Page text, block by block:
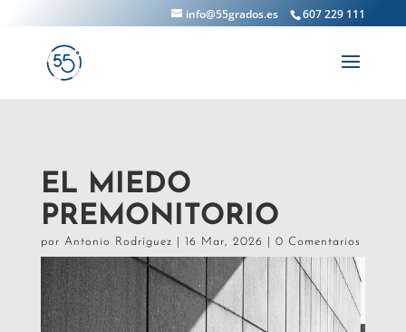
607 229 111
info@55grados.es
EL MIEDO
PREMONITORIO
por Antonio Rodríguez 16 Mar, 2026 0 Comentarios